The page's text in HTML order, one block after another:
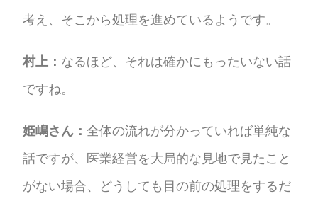
考え、そこから処理を進めているようです。
村上： なるほど、それは確かにもったいない話
ですね。
姫嶋さん：全体の流れが分かっていれば単純な
話ですが、医業経営を大局的な見地で見たこと
がない場合、どうしても目の前の処理をするだ